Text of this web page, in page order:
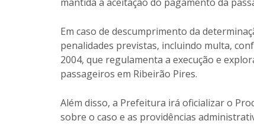
Em caso de descumprimento da
penalidades previstas, incluindo multa,
2004, que regulamenta a execução e
passageiros em Ribeirão Pires.
Além disso, a Prefeitura irá oficializar o
sobre o caso e as providências